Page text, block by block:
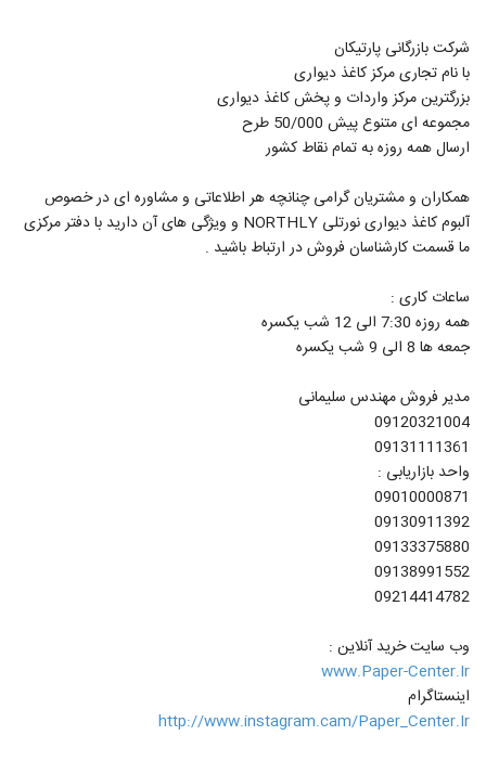
شرکت بازرگانی پارتیکان
با نام تجاری مرکز کاغذ دیواری
بزرگترین مرکز واردات و پخش کاغذ دیواری
مجموعه ای متنوع پیش 50/000 طرح
ارسال همه روزه به تمام نقاط کشور
همکاران و مشتریان گرامی چنانچه هر اطلاعاتی و مشاوره ای در خصوص
آلبوم کاغذ دیواری نورتلی NORTHLY و ویژگی‌ های آن دارید با دفتر مرکزی
ما قسمت کارشناسان فروش در ارتباط باشید .
ساعات کاری :
همه روزه 7:30 الی 12 شب یکسره
جمعه ها 8 الی 9 شب یکسره
مدیر فروش مهندس سلیمانی
09120321004
09131111361
واحد بازاریابی :
09010000871
09130911392
09133375880
09138991552
09214414782
وب سایت خرید آنلاین :
www.Paper-Center.Ir
اینستاگرام
http://www.instagram.cam/Paper_Center.Ir